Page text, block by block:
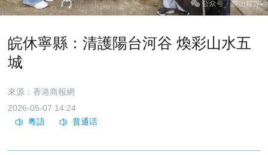
皖休寧縣：清護陽台河谷 煥彩山水五
城
來源：香港商報網
2026-05-07 14:24